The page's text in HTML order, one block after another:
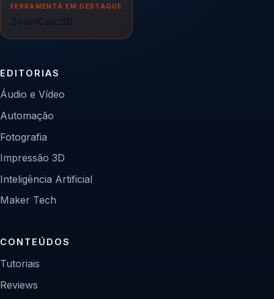
FERRAMENTA EM DESTAQUE
ZoomCalc3D
EDITORIAS
Áudio e Vídeo
Automação
Fotografia
Impressão 3D
Inteligência Artificial
Maker Tech
CONTEÚDOS
Tutoriais
Reviews